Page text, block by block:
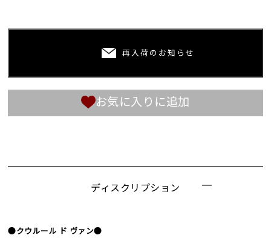
再入荷のお知らせ
お気に入りに追加
ディスクリプション
●クウルール ド ヴァン●